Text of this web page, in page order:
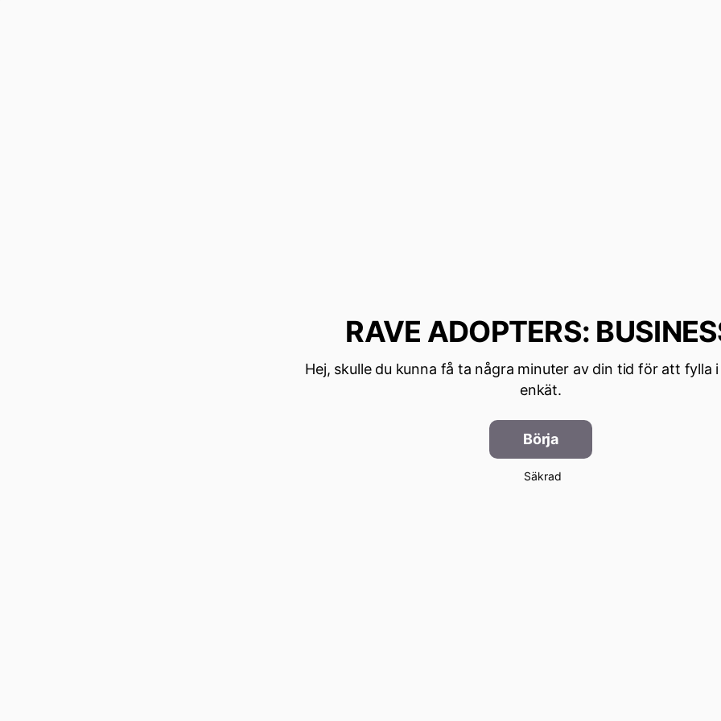
RAVE ADOPTERS:
Hej, skulle du kunna få ta några minuter av din tid för att fylla
enkät.
Börja
Säkrad